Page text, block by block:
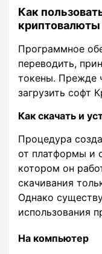
Как
Программное
переводить,
токены. Прежде
загрузить софт
Как скачать и
Процедура
от платформы и
котором он
скачивания
Однако
использования
На компьютер